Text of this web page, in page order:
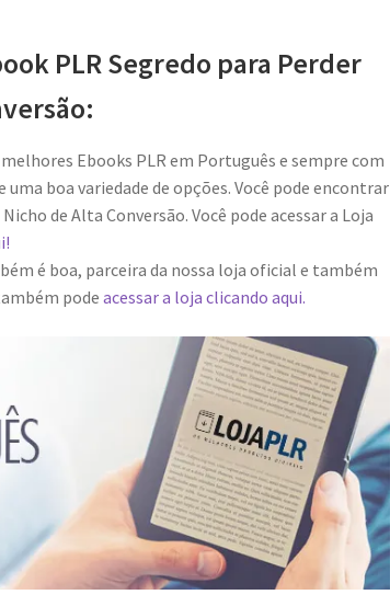
PLR Segredo para Perder
Ebooks PLR em Português e sempre com
boa variedade de opções. Você pode encontrar
de Alta Conversão. Você pode acessar a Loja
é boa, parceira da nossa loja oficial e também
pode acessar a loja clicando aqui.